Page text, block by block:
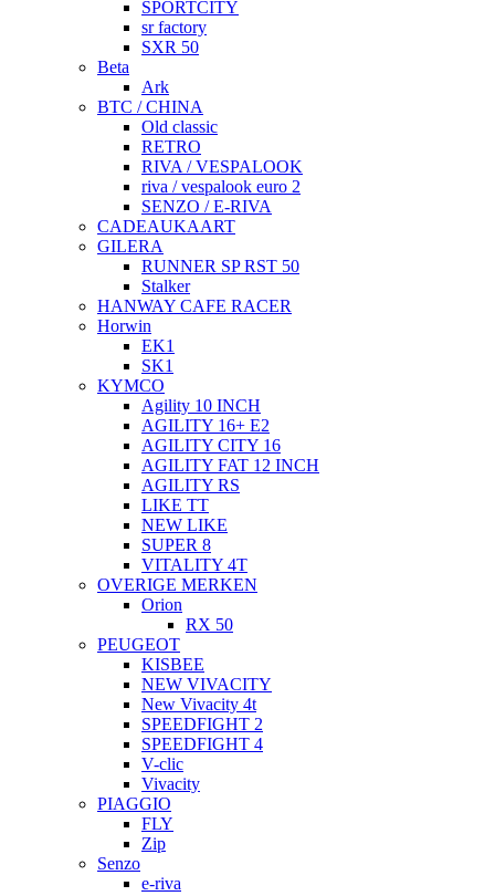
SPORTCITY
sr factory
SXR 50
Beta
Ark
BTC / CHINA
Old classic
RETRO
RIVA / VESPALOOK
riva / vespalook euro 2
SENZO / E-RIVA
CADEAUKAART
GILERA
RUNNER SP RST 50
Stalker
HANWAY CAFE RACER
Horwin
EK1
SK1
KYMCO
Agility 10 INCH
AGILITY 16+ E2
AGILITY CITY 16
AGILITY FAT 12 INCH
AGILITY RS
LIKE TT
NEW LIKE
SUPER 8
VITALITY 4T
OVERIGE MERKEN
Orion
RX 50
PEUGEOT
KISBEE
NEW VIVACITY
New Vivacity 4t
SPEEDFIGHT 2
SPEEDFIGHT 4
V-clic
Vivacity
PIAGGIO
FLY
Zip
Senzo
e-riva